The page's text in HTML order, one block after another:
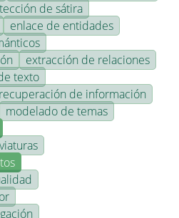
de sátira
enlace de entidades
extracción de relaciones
texto
recuperación de información
modelado de temas